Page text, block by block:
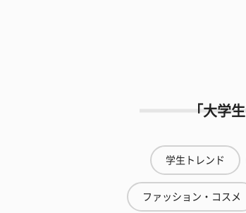
「大学
学生トレンド
ファッション・コスメ